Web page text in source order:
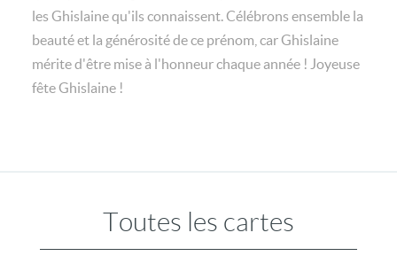
les Ghislaine qu'ils connaissent. Célébrons ensemble la
beauté et la générosité de ce prénom, car Ghislaine
mérite d'être mise à l'honneur chaque année ! Joyeuse
fête Ghislaine !
Toutes les cartes